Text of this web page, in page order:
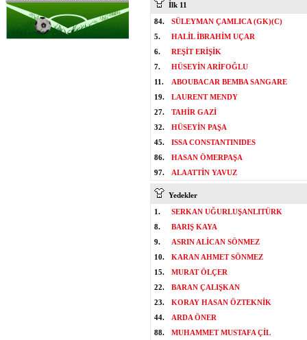
İlk 11
84.
SÜLEYMAN ÇAMLICA (GK)(C)
5.
HALİL İBRAHİM UÇAR
6.
REŞİT ERİŞİK
7.
HÜSEYİN ARİFOĞLU
11.
ABOUBACAR BEMBA SANGARE
19.
LAURENT MENDY
27.
TAHİR GAZİ
32.
HÜSEYİN PAŞA
45.
ISSA CONSTANTINIDES
86.
HASAN ÖMERPAŞA
97.
ALAATTİN YAVUZ
Yedekler
1.
SERKAN UĞURLUŞANLITÜRK
8.
BARIŞ KAYA
9.
ASRIN ALİCAN SÖNMEZ
10.
KARAN AHMET SÖNMEZ
15.
MURAT ÖLÇER
22.
BARAN ÇALIŞKAN
23.
KORAY HASAN ÖZTEKNİK
44.
ARDA ÖNER
88.
MUHAMMET MUSTAFA ÇİL